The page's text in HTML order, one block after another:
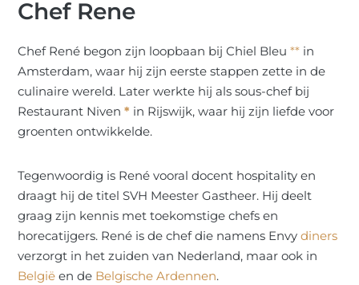
Chef Rene
Chef René begon zijn loopbaan bij Chiel Bleu** in
Amsterdam, waar hij zijn eerste stappen zette in de
culinaire wereld. Later werkte hij als sous-chef bij
Restaurant Niven* in Rijswijk, waar hij zijn liefde voor
groenten ontwikkelde.
Tegenwoordig is René vooral docent hospitality en
draagt hij de titel SVH Meester Gastheer. Hij deelt
graag zijn kennis met toekomstige chefs en
horecatijgers. René is de chef die namens Envydiners
verzorgt in het zuiden van Nederland, maar ook in
België en de Belgische Ardennen.